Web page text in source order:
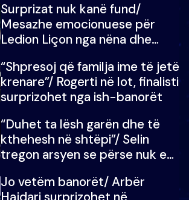
mungojë zilja e mëngjesit kur…
Surprizat nuk kanë fund/
Mesazhe emocionuese për
Ledion Liçon nga nëna dhe
mban dot lotët: Nuk meritoj…
“Shpresoj që familja ime të jetë
krenare”/ Rogerti në lot, finalisti
surprizohet nga ish-banorët
“Duhet ta lësh garën dhe të
kthehesh në shtëpi”/ Selin
tregon arsyen se përse nuk e
çoja luftën time deri në fund
Jo vetëm banorët/ Arbër